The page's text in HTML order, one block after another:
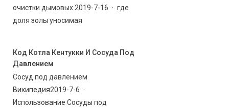
очистки дымовых 2019-7-16 · где
доля золы уносимая
Код Котла Кентукки И Сосуда Под
Давлением
Сосуд под давлением
Википедия2019-7-6 ·
Использование Сосуды под